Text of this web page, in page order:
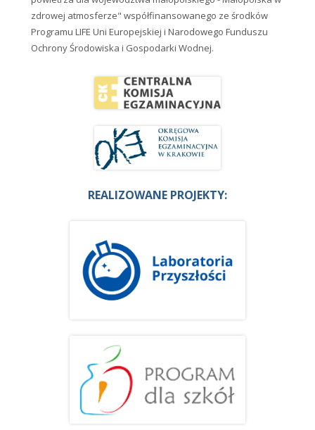
zdrowej atmosferze" współfinansowanego ze środków
Programu LIFE Uni Europejskiej i Narodowego Funduszu
Ochrony Środowiska i Gospodarki Wodnej.
REALIZOWANE PROJEKTY: